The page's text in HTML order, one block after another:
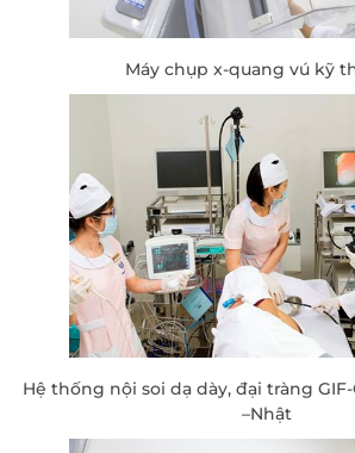
Máy chụp x-quang vú kỹ
Hệ thống nội soi dạ dày, đại tràng
–Nhật